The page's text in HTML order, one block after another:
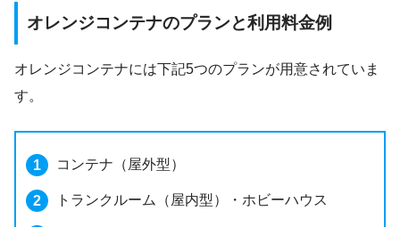
オレンジコンテナのプランと利用料金例
オレンジコンテナには下記5つのプランが用意されていま
す。
コンテナ（屋外型）
トランクルーム（屋内型）・ホビーハウス